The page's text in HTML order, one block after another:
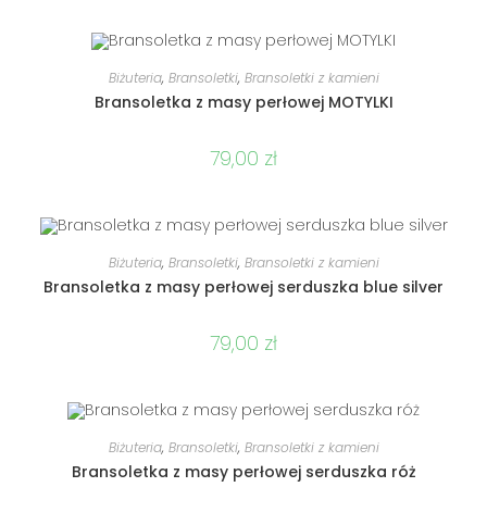
DODAJ DO KOSZYKA
Biżuteria, Bransoletki, Bransoletki z kamieni
Bransoletka z masy perłowej MOTYLKI
79,00 zł
DODAJ DO KOSZYKA
Biżuteria, Bransoletki, Bransoletki z kamieni
Bransoletka z masy perłowej serduszka blue silver
79,00 zł
DODAJ DO KOSZYKA
Biżuteria, Bransoletki, Bransoletki z kamieni
Bransoletka z masy perłowej serduszka róż